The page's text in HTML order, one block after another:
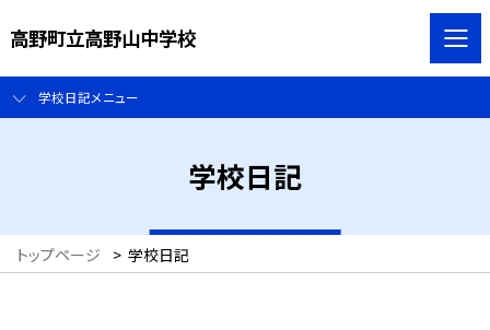
高野町立高野山中学校
学校日記メニュー
学校日記
トップページ > 学校日記